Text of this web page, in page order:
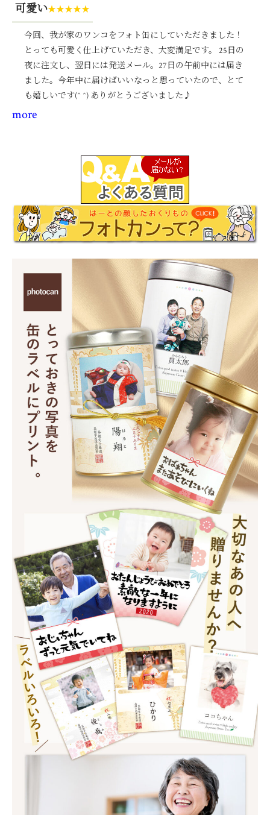
可愛い★★★★★
今回、我が家のワンコをフォト缶にしていただきました！
とっても可愛く仕上げていただき、大変満足です。 25日の
夜に注文し、翌日には発送メール。27日の午前中には届き
ました。今年中に届けばいいなっと思っていたので、とて
も嬉しいです(^ ^) ありがとうございました♪
more